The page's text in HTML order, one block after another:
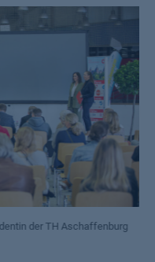
der TH Aschaffenburg